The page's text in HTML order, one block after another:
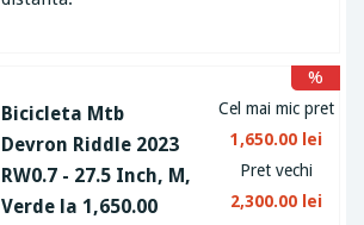
Bicicleta Mtb
Devron Riddle 2023
RW0.7 - 27.5 Inch, M,
Verde la 1,650.00
Cel mai mic pret
1,650.00 lei
Pret vechi
2,300.00 lei
%